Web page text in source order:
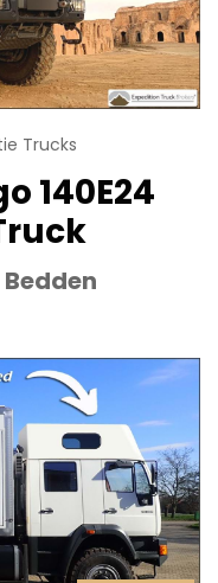
Trucks
140E24